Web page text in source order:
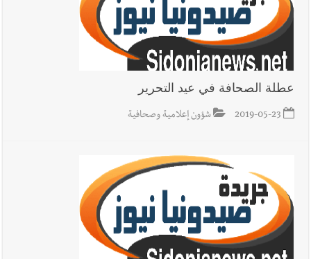
عطلة الصحافة في عيد التحرير
2019-05-23 شؤون إعلامية وصحافية